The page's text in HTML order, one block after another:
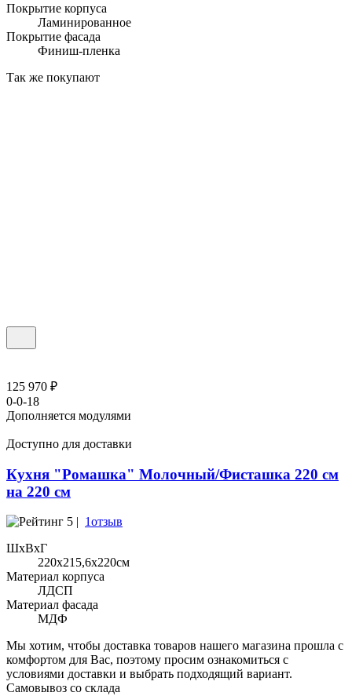
Покрытие корпуса
Ламинированное
Покрытие фасада
Финиш-пленка
Так же покупают
125 970 ₽
0-0-18
Дополняется модулями
Доступно для доставки
Кухня "Ромашка" Молочный/Фисташка 220 см
на 220 см
5 | 1отзыв
ШхВхГ
220x215,6х220см
Материал корпуса
ЛДСП
Материал фасада
МДФ
Мы хотим, чтобы доставка товаров нашего магазина прошла с
комфортом для Вас, поэтому просим ознакомиться с
условиями доставки и выбрать подходящий вариант.
Самовывоз со склада